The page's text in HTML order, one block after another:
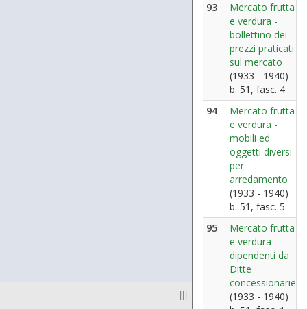
|||
93
Mercato frutta
e verdura -
bollettino dei
prezzi praticati
sul mercato
(1933 - 1940)
b. 51, fasc. 4
94
Mercato frutta
e verdura -
mobili ed
oggetti diversi
per
arredamento
(1933 - 1940)
b. 51, fasc. 5
95
Mercato frutta
e verdura -
dipendenti da
Ditte
concessionarie
(1933 - 1940)